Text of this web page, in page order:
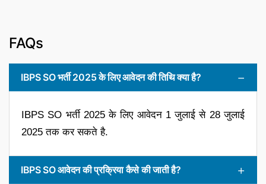
FAQs
IBPS SO भर्ती 2025 के लिए आवेदन की तिथि क्या है?
IBPS SO भर्ती 2025 के लिए आवेदन 1 जुलाई से 28 जुलाई
2025 तक कर सकते है.
IBPS SO आवेदन की प्रक्रिया कैसे की जाती है?